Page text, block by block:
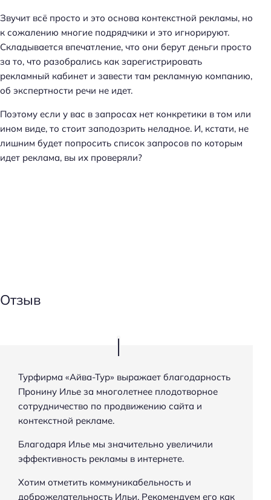
Звучит всё просто и это основа контекстной рекламы, но
к сожалению многие подрядчики и это игнорируют.
Складывается впечатление, что они берут деньги просто
за то, что разобрались как зарегистрировать
рекламный кабинет и завести там рекламную компанию,
об экспертности речи не идет.
Поэтому если у вас в запросах нет конкретики в том или
ином виде, то стоит заподозрить неладное. И, кстати, не
лишним будет попросить список запросов по которым
идет реклама, вы их проверяли?
Отзыв
Турфирма «Айва-Тур» выражает благодарность
Пронину Илье за многолетнее плодотворное
сотрудничество по продвижению сайта и
контекстной рекламе.
Благодаря Илье мы значительно увеличили
эффективность рекламы в интернете.
Хотим отметить коммуникабельность и
доброжелательность Ильи. Рекомендуем его как